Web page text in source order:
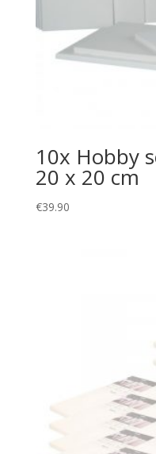
10x Hobby
20 x 20 cm
€39.90